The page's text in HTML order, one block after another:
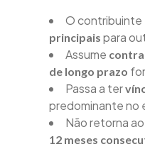
O contribuinte
principais para
Assume
de longo prazo
Passa a ter
predominante no
Não retorna
12 meses